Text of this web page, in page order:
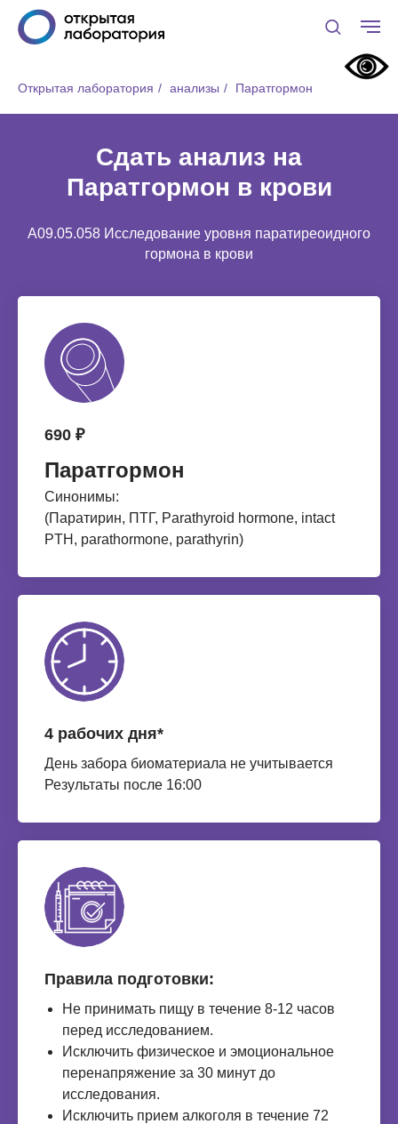
Открытая лаборатория / анализы / Паратгормон
Сдать анализ на
Паратгормон в крови
A09.05.058 Исследование уровня паратиреоидного
гормона в крови
690 ₽
Паратгормон
Синонимы:
(Паратирин, ПТГ, Parathyroid hormone, intact
PTH, parathormone, parathyrin)
4 рабочих дня*
День забора биоматериала не учитывается
Результаты после 16:00
Правила подготовки:
Не принимать пищу в течение 8-12 часов
перед исследованием.
Исключить физическое и эмоциональное
перенапряжение за 30 минут до
исследования.
Исключить прием алкоголя в течение 72